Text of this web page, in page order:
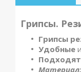
Грипсы.
Грипсы
Удобные
Подходят
Материал: